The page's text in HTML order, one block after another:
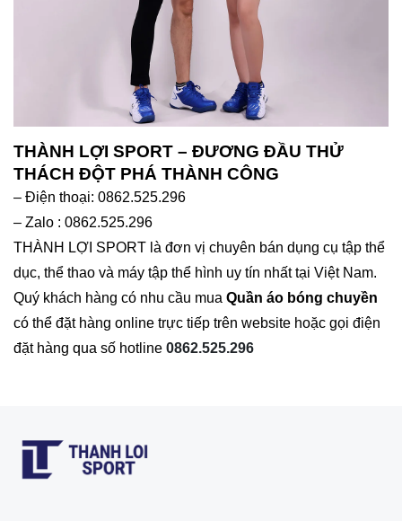
THÀNH LỢI SPORT – ĐƯƠNG ĐẦU THỬ
THÁCH ĐỘT PHÁ THÀNH CÔNG
– Điện thoại: 0862.525.296
– Zalo : 0862.525.296
THÀNH LỢI SPORT là đơn vị chuyên bán dụng cụ tập thể
dục, thể thao và máy tập thể hình uy tín nhất tại Việt Nam.
Quý khách hàng có nhu cầu mua Quần áo bóng chuyền
có thể đặt hàng online trực tiếp trên website hoặc gọi điện
đặt hàng qua số hotline 0862.525.296